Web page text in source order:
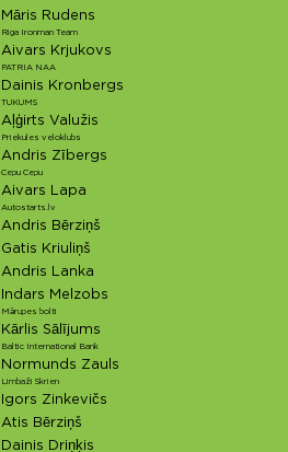
Māris Rudens
Riga Ironman Team
Aivars Krjukovs
PATRIA NAA
Dainis Kronbergs
TUKUMS
Aļģirts Valužis
Priekules veloklubs
Andris Zībergs
Cepu Cepu
Aivars Lapa
Autostarts.lv
Andris Bērziņš
Gatis Kriuliņš
Andris Lanka
Indars Melzobs
Mārupes bolti
Kārlis Sālījums
Baltic International Bank
Normunds Zauls
Limbaži Skrien
Igors Zinkevičs
Atis Bērziņš
Dainis Driņķis